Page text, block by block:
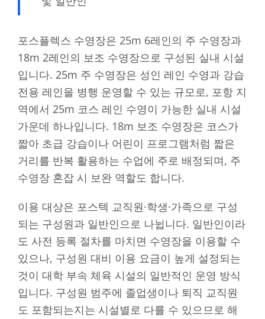
포스플렉스 수영장은 25m 6레인의 주 수영장과
18m 2레인의 보조 수영장으로 구성된 실내 시설
입니다. 25m 주 수영장은 성인 레인 수영과 강습
전용 레인을 병행 운영할 수 있는 규모로, 포항 지
역에서 25m 코스 레인 수영이 가능한 실내 시설
가운데 하나입니다. 18m 보조 수영장은 코스가
짧아 초급 강습이나 어린이 프로그램처럼 짧은
거리를 반복 활용하는 수업에 주로 배정되며, 주
수영장 혼잡 시 보완 역할도 합니다.
이용 대상은 포스텍 교직원·학생·가족으로 구성
되는 구성원과 일반인으로 나뉩니다. 일반인이라
도 사전 등록 절차를 마치면 수영장을 이용할 수
있으나, 구성원 대비 이용 요금이 높게 설정되는
것이 대학 부속 체육 시설의 일반적인 운영 방식
입니다. 구성원 범주에 졸업생이나 퇴직 교직원
도 포함되는지는 시설별로 다를 수 있으므로 해